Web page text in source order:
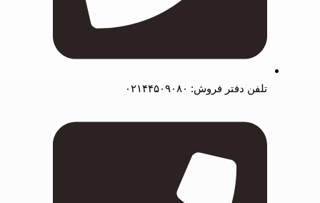
تلفن دفتر فروش: ۰۲۱۴۴۵۰۹۰۸۰